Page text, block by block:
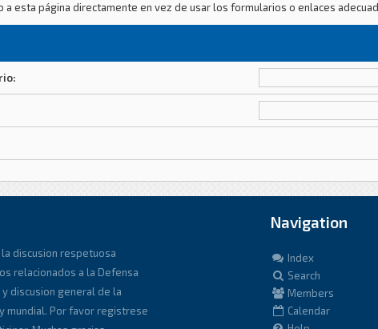
a esta página directamente en vez de usar los formularios o enlaces
discusion respetuosa
relacionados a la Defensa
y discusion general de la
mundial. Por favor registrese
Navigation
Index
Search
Members
Calendar